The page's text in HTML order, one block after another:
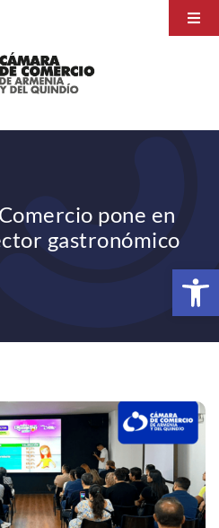
Abrir
pone en
gastronómico